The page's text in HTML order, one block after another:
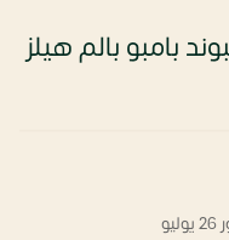
بامبو بالم هيلز